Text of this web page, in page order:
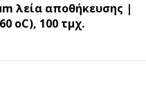
λεία αποθήκευσης |
oC), 100 τμχ.